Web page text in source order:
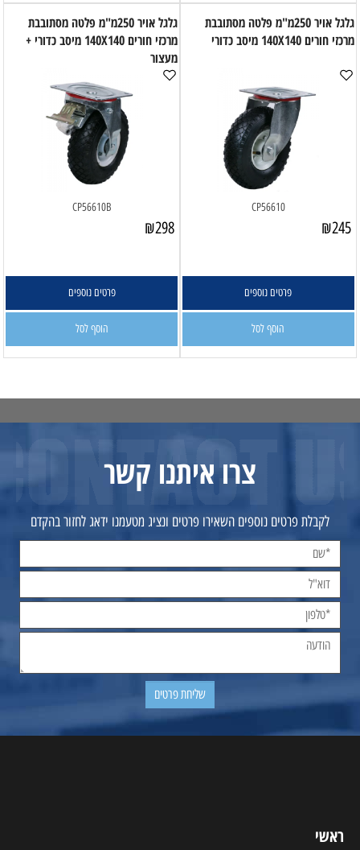
גלגל אויר 250מ"מ פלטה מסתובבת
מרכזי חורים 140X140 מיסב כדורי
CP56610
₪245
פרטים נוספים
הוסף לסל
גלגל אויר 250מ"מ פלטה מסתובבת
מרכזי חורים 140X140 מיסב כדורי +
מעצור
CP56610B
₪298
פרטים נוספים
הוסף לסל
צרו איתנו קשר
לקבלת פרטים נוספים השאירו פרטים ונציג מטעמנו ידאג לחזור בהקדם
ראשי